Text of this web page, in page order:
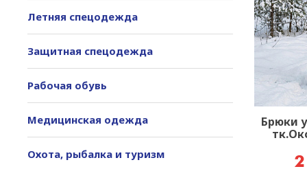
Летняя спецодежда
Защитная спецодежда
Рабочая обувь
Медицинская одежда
Охота, рыбалка и туризм
Брюки